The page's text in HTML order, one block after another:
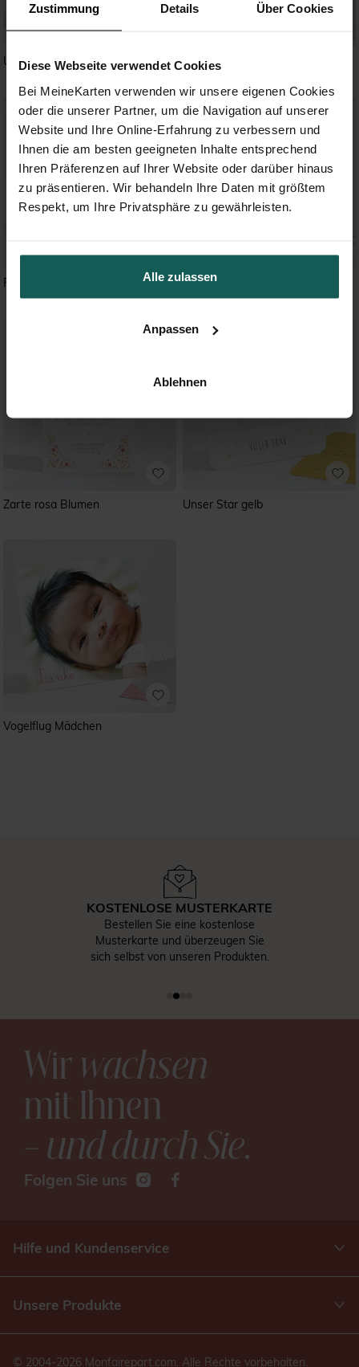
Zustimmung Details Über Cookies
Diese Webseite verwendet Cookies
Bei MeineKarten verwenden wir unsere eigenen Cookies
oder die unserer Partner, um die Navigation auf unserer
Website und Ihre Online-Erfahrung zu verbessern und
Ihnen die am besten geeigneten Inhalte entsprechend
Ihren Präferenzen auf Ihrer Website oder darüber hinaus
zu präsentieren. Wir behandeln Ihre Daten mit größtem
Respekt, um Ihre Privatsphäre zu gewährleisten.
Alle zulassen
Anpassen
Ablehnen
Unser Star blau Fliegende Tauben
Rosenkranz Pünktchen rot
Zarte rosa Blumen Unser Star gelb
Vogelflug Mädchen
KOSTENLOSE MUSTERKARTE
Bestellen Sie eine kostenlose
Musterkarte und überzeugen Sie
sich selbst von unseren Produkten.
Wirwachsen
mit Ihnen
– und durch Sie.
Folgen Sie uns
Hilfe und Kundenservice
Unsere Produkte
© 2004-2026 Monfairepart.com. Alle Rechte vorbehalten.